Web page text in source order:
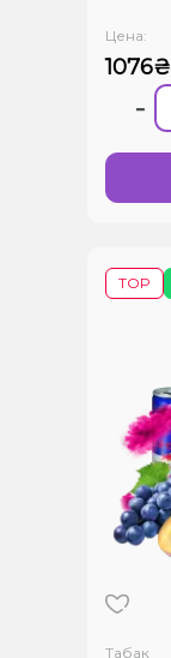
Цена:
1076₴
-
TOP
Табак